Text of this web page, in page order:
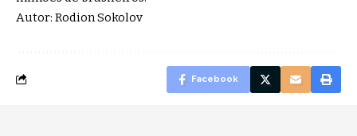
Autor: Rodion Sokolov
Facebook